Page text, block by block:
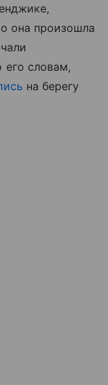
она произошла
его словам,
на берегу